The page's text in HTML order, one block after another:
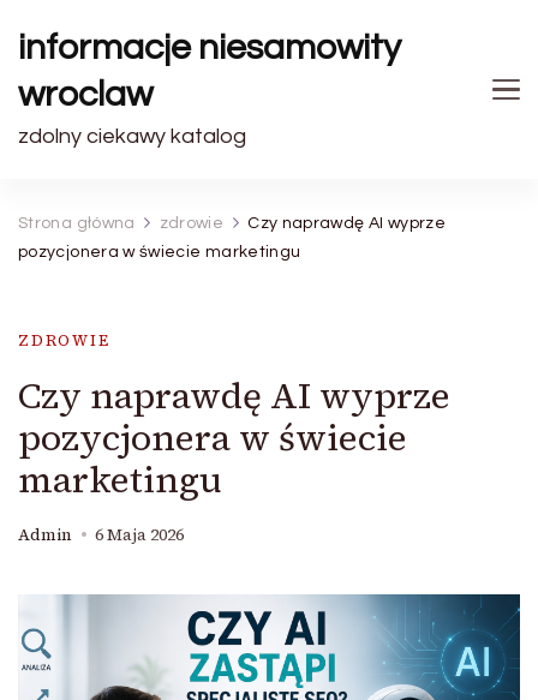
informacje niesamowity
wroclaw
zdolny ciekawy katalog
Strona główna zdrowie
Czy naprawdę AI wyprze
pozycjonera w świecie marketingu
ZDROWIE
Czy naprawdę AI wyprze
pozycjonera w świecie
marketingu
Admin 6 Maja 2026